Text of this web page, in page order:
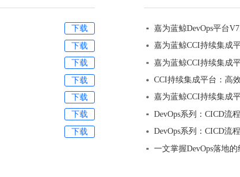
下载
下载
下载
下载
下载
下载
下载
DevOps系列：CICD流
DevOps系列：CICD流
一文掌握DevOps落地